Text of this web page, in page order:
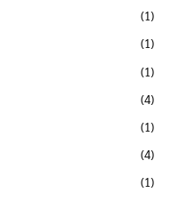
(1)
(1)
(1)
(4)
(1)
(4)
(1)